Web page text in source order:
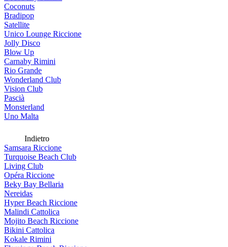
Coconuts
Bradipop
Satellite
Unico Lounge Riccione
Jolly Disco
Blow Up
Carnaby Rimini
Rio Grande
Wonderland Club
Vision Club
Pascià
Monsterland
Uno Malta
Indietro
Samsara Riccione
Turquoise Beach Club
Living Club
Opéra Riccione
Beky Bay Bellaria
Nereidas
Hyper Beach Riccione
Malindi Cattolica
Mojito Beach Riccione
Bikini Cattolica
Kokale Rimini